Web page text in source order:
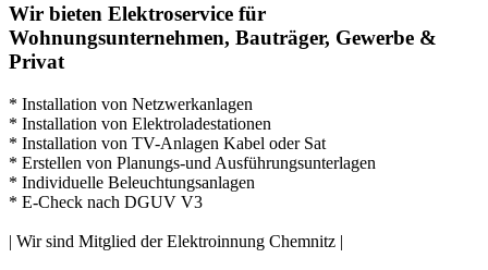
Wir bieten Elektroservice für
Wohnungsunternehmen, Bauträger, Gewerbe &
Privat
* Installation von Netzwerkanlagen
* Installation von Elektroladestationen
* Installation von TV-Anlagen Kabel oder Sat
* Erstellen von Planungs-und Ausführungsunterlagen
* Individuelle Beleuchtungsanlagen
* E-Check nach DGUV V3
| Wir sind Mitglied der Elektroinnung Chemnitz |